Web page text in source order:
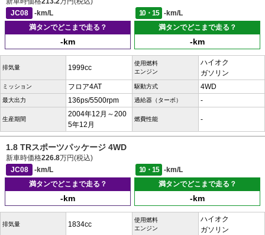
JC08
-km/L 10・15
-km/L
満タンでどこまで走る？
-km
満タンでどこまで走る？
-km
排気量 1999cc
使用燃料
エンジン
ハイオク
ガソリン
ミッション フロア4AT 駆動方式 4WD
最大出力 136ps/5500rpm 過給器（ターボ） -
生産期間
2004年12月～200
5年12月
燃費性能 -
1.8 TRスポーツパッケージ 4WD
新車時価格226.8万円(税込)
JC08
-km/L 10・15
-km/L
満タンでどこまで走る？
-km
満タンでどこまで走る？
-km
排気量 1834cc
使用燃料
エンジン
ハイオク
ガソリン